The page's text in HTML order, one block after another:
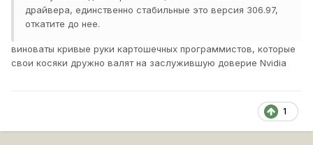
драйвера, единственно стабильные это версия 306.97,
откатите до нее.
виноваты кривые руки картошечных программистов, которые
свои косяки дружно валят на заслужившую доверие Nvidia
1